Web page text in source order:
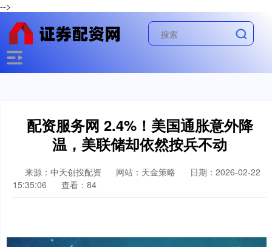
-->
配资服务网 2.4%！美国通胀意外降
温，美联储却依然按兵不动
来源：中天创投配资 网站：天金策略
日期：2026-02-22
15:35:06
查看：84